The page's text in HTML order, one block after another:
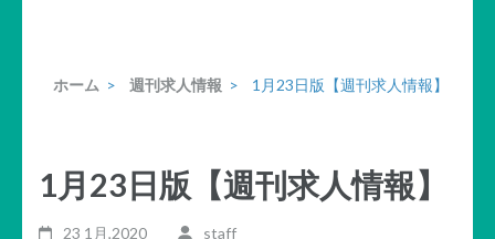
ホーム > 週刊求人情報 > 1月23日版【週刊求人情報】
1月23日版【週刊求人情報】
23 1月,2020 staff